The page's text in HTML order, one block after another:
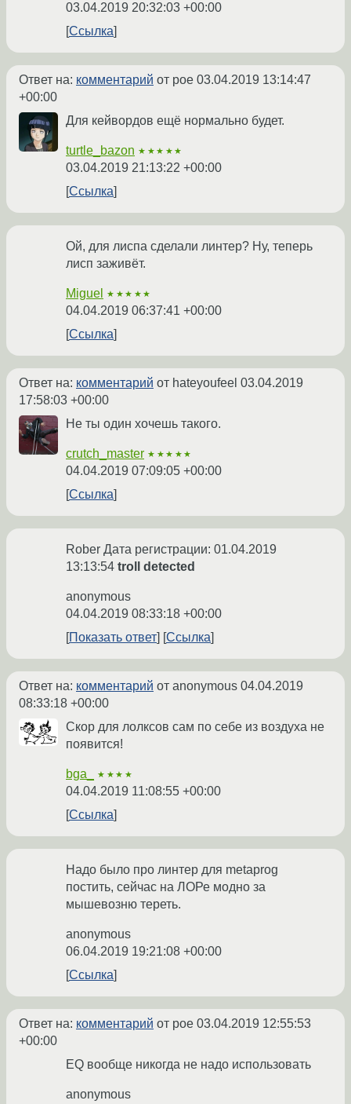
03.04.2019 20:32:03 +00:00
Ссылка
Ответ на: комментарий от poe 03.04.2019 13:14:47
+00:00
Для кейвордов ещё нормально будет.
turtle_bazon ★★★★★
03.04.2019 21:13:22 +00:00
Ссылка
Ой, для лиспа сделали линтер? Ну, теперь
лисп заживёт.
Miguel ★★★★★
04.04.2019 06:37:41 +00:00
Ссылка
Ответ на: комментарий от hateyoufeel 03.04.2019
17:58:03 +00:00
Не ты один хочешь такого.
crutch_master ★★★★★
04.04.2019 07:09:05 +00:00
Ссылка
Rober Дата регистрации: 01.04.2019
13:13:54 troll detected
anonymous
04.04.2019 08:33:18 +00:00
Показать ответ
Ссылка
Ответ на: комментарий от anonymous 04.04.2019
08:33:18 +00:00
Скор для лолксов сам по себе из воздуха не
появится!
bga_ ★★★★
04.04.2019 11:08:55 +00:00
Ссылка
Надо было про линтер для metaprog
постить, сейчас на ЛОРе модно за
мышевозню тереть.
anonymous
06.04.2019 19:21:08 +00:00
Ссылка
Ответ на: комментарий от poe 03.04.2019 12:55:53
+00:00
EQ вообще никогда не надо использовать
anonymous